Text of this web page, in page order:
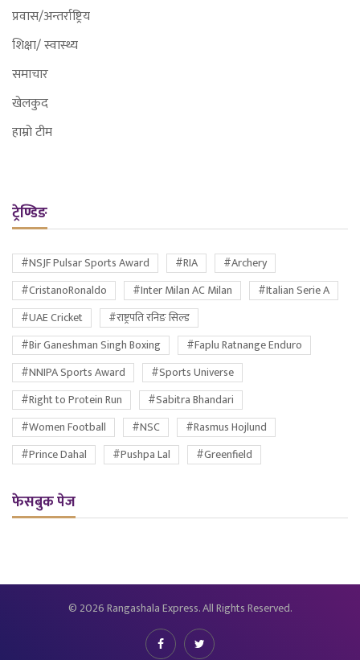
प्रवास/अन्तर्राष्ट्रिय
शिक्षा/ स्वास्थ्य
समाचार
खेलकुद
हाम्रो टीम
ट्रेण्डिङ
#NSJF Pulsar Sports Award #RIA
#Archery
#CristanoRonaldo
#Inter Milan AC Milan
#Italian Serie A
#UAE Cricket
#राष्ट्रपति रनिङ सिल्ड
#Bir Ganeshman Singh Boxing
#Faplu Ratnange Enduro
#NNIPA Sports Award
#Sports Universe
#Right to Protein Run
#Sabitra Bhandari
#Women Football
#NSC
#Rasmus Hojlund
#Prince Dahal
#Pushpa Lal #Greenfield
फेसबुक पेज
© 2026 Rangashala Express. All Rights Reserved.